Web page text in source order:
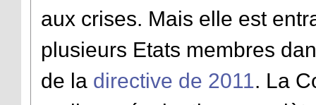
aux crises. Mais elle est
plusieurs Etats membres
de la directive de 2011. La